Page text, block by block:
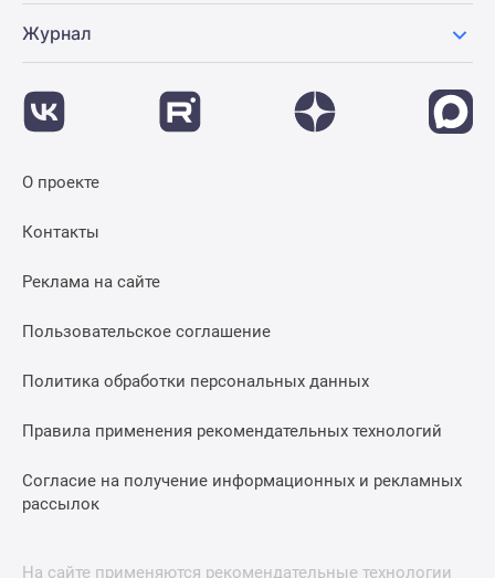
Журнал
О проекте
Контакты
Реклама на сайте
Пользовательское соглашение
Политика обработки персональных данных
Правила применения рекомендательных технологий
Согласие на получение информационных и рекламных
рассылок
На сайте применяются рекомендательные технологии